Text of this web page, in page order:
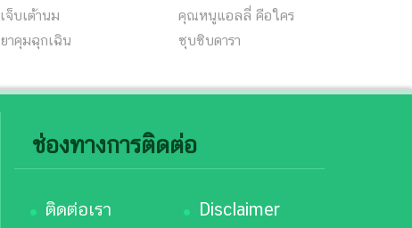
เจ็บเต้านม
ยาคุมฉุกเฉิน
คุณหนูแอลลี่ คือใคร
ซุบซิบดารา
ช่องทางการติดต่อ
ติดต่อเรา
Disclaimer